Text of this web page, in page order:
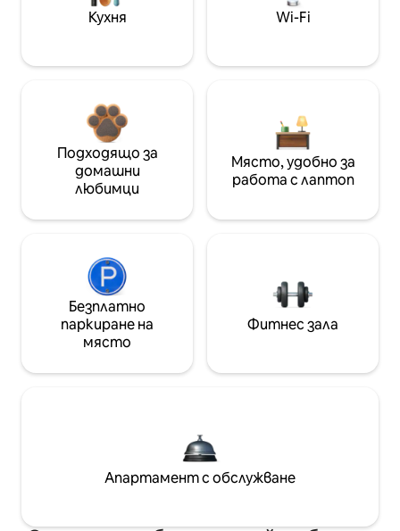
Кухня Wi-Fi
Подходящо за
домашни
любимци
Място, удобно за
работа с лаптоп
Безплатно
паркиране на
място
Фитнес зала
Апартамент с обслужване